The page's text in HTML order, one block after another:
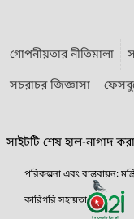
গোপনীয়তার নীতিমালা
সচরাচর জিজ্ঞাসা
সাইটটি শেষ হাল-নাগাদ
পরিকল্পনা এবং বাস্তবায়ন:
কারিগরি সহায়তা